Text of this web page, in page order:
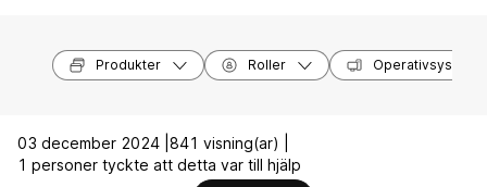
Produkter Roller Operativsystem
03 december 2024 | 841 visning(ar) |
1 personer tyckte att detta var till hjälp